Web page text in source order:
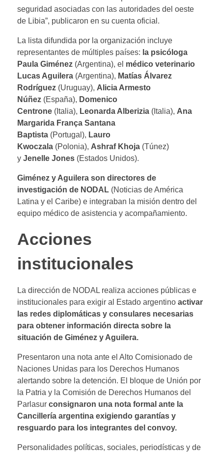
seguridad asociadas con las autoridades del oeste
de Libia”, publicaron en su cuenta oficial.
La lista difundida por la organización incluye
representantes de múltiples países: la psicóloga
Paula Giménez (Argentina), el médico veterinario
Lucas Aguilera (Argentina), Matías Álvarez
Rodríguez (Uruguay), Alicia Armesto
Núñez (España), Domenico
Centrone (Italia), Leonarda Alberizia (Italia), Ana
Margarida França Santana
Baptista (Portugal), Lauro
Kwoczala (Polonia), Ashraf Khoja (Túnez)
y Jenelle Jones (Estados Unidos).
Giménez y Aguilera son directores de
investigación de NODAL (Noticias de América
Latina y el Caribe) e integraban la misión dentro del
equipo médico de asistencia y acompañamiento.
Acciones
institucionales
La dirección de NODAL realiza acciones públicas e
institucionales para exigir al Estado argentino activar
las redes diplomáticas y consulares necesarias
para obtener información directa sobre la
situación de Giménez y Aguilera.
Presentaron una nota ante el Alto Comisionado de
Naciones Unidas para los Derechos Humanos
alertando sobre la detención. El bloque de Unión por
la Patria y la Comisión de Derechos Humanos del
Parlasur consignaron una nota formal ante la
Cancillería argentina exigiendo garantías y
resguardo para los integrantes del convoy.
Personalidades políticas, sociales, periodísticas y de